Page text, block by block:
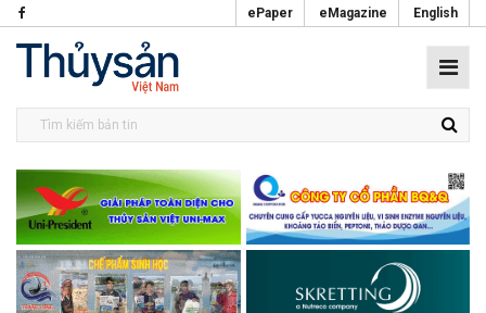
ePaper eMagazine English